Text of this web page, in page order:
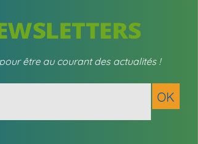
être au courant des actualités !
OK